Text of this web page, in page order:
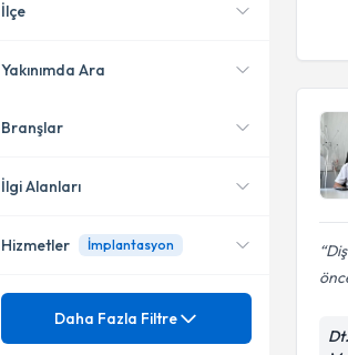
İlçe
Alanya
Döşemealtı
Yakınımda Ara
Konumuma yakın uzmanları
Branşlar
Diş Hekimi
İlgi Alanları
Diş Beyazlatma
Hizmetler İmplantasyon
Mezuniyet
Daha Fazla Filtre